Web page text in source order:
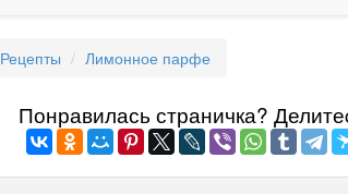
Рецепты Лимонное парфе
Понравилась страничка?